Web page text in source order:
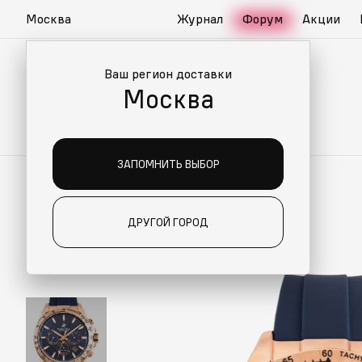
Москва
Ваш регион доставки
Москва
ЗАПОМНИТЬ ВЫБОР
ДРУГОЙ ГОРОД
Журнал Форум Акции
ДЛЯ ВАС